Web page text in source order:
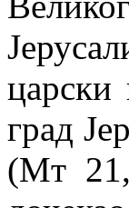
царски
град
(Мт